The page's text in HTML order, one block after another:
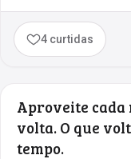
4 curtidas
Aproveite cada
volta. O que
tempo.